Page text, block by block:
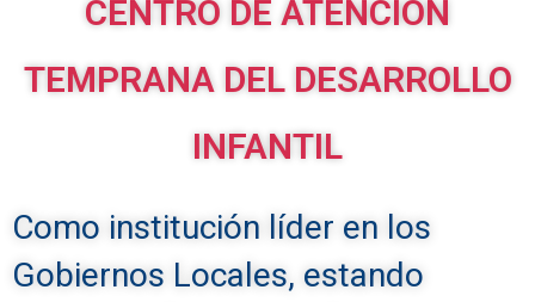
CENTRO DE ATENCIÓN
TEMPRANA DEL DESARROLLO
INFANTIL
Como institución líder en los
Gobiernos Locales, estando